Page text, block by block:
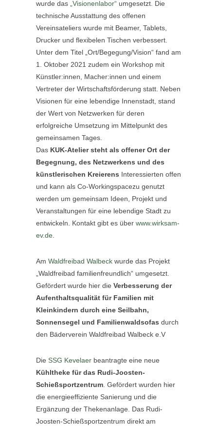
wurde das „Visionenlabor“ umgesetzt. Die
technische Ausstattung des offenen
Vereinsateliers wurde mit Beamer, Tablets,
Drucker und flexibelen Tischen verbessert.
Unter dem Titel „Ort/Begegung/Vision“ fand am
1. Oktober 2021 zudem ein Workshop mit
Künstler:innen, Macher:innen und einem
Vertreter der Wirtschaftsförderung statt. Neben
Visionen für eine lebendige Innenstadt, stand
der Wert von Netzwerken für deren
erfolgreiche Umsetzung im Mittelpunkt des
gemeinsamen Tages.
Das KUK-Atelier steht als offener Ort der
Begegnung, des Netzwerkens und des
künstlerischen Kreierens Interessierten offen
und kann als Co-Workingspacezu genutzt
werden um gemeinsam Ideen, Projekt und
Veranstaltungen für eine lebendige Stadt zu
entwickeln. Kontakt gibt es über www.wirksam-
ev.de
Am Waldfreibad Walbeck wurde das Projekt
„Waldfreibad familienfreundlich“ umgesetzt.
Gefördert wurde hier die Verbesserung der
Aufenthaltsqualität für Familien mit
Kleinkindern durch eine Seilbahn,
Sonnensegel und Familienwaldsofas durch
den Bäderverein Waldfreibad Walbeck e.V
Die SSG Kevelaer beantragte eine neue
Kühltheke für das Rudi-Joosten-
Schießsportzentrum . Gefördert wurden hier
die energieeffiziente Sanierung und die
Ergänzung der Thekenanlage. Das Rudi-
Joosten-Schießsportzentrum direkt am